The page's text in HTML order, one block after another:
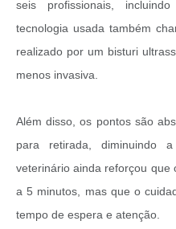
seis profissionais,
tecnologia usada também
realizado por um bisturi
menos invasiva.
Além disso, os pontos são
para retirada, diminuindo
veterinário ainda reforçou que
a 5 minutos, mas que o
tempo de espera e atenção.